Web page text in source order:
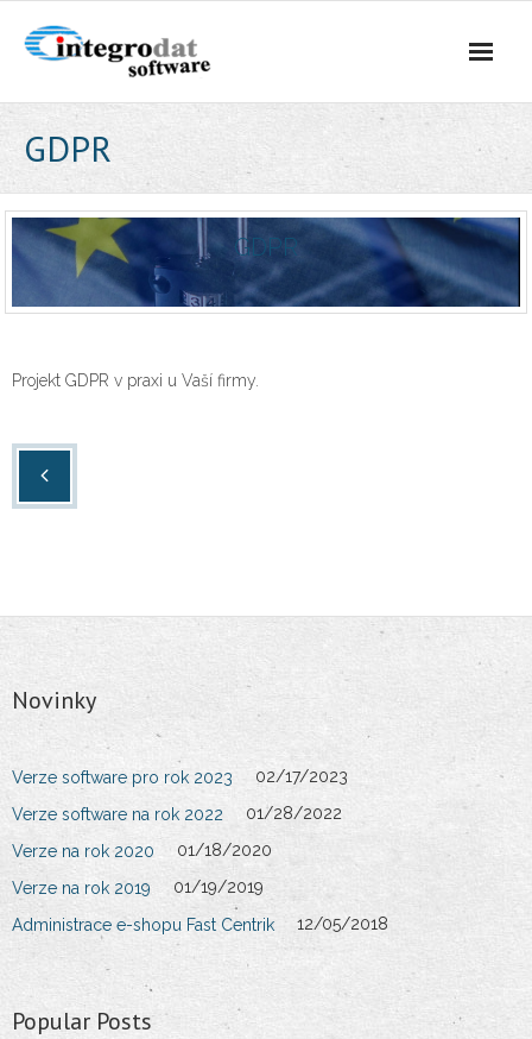
Úvod
Software
- Aplex ERP
- Integro DOS
GDPR
Aktuality
- Administrace e-shopu Fast Centrik
- Dotykový prodej pro servis
- Konfigurátor zboží
- Zvýšení daňového zvýhodnění od
07/2017
- EET-elektronická evidence tržeb
- Integro DOS 64bit
GDPR
GDPR
Projekt GDPR v praxi u Vaší firmy.
Novinky
Verze software pro rok 2023
02/17/2023
Verze software na rok 2022
01/28/2022
Verze na rok 2020
01/18/2020
Verze na rok 2019
01/19/2019
Administrace e-shopu Fast Centrik
12/05/2018
Popular Posts